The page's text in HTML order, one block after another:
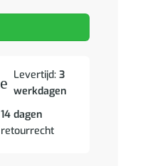
Levertijd:3
werkdagen
14 dagen
retourrecht